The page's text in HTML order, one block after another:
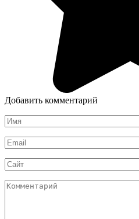
Добавить комментарий
Имя
*
Email
*
Сайт
Комментарий